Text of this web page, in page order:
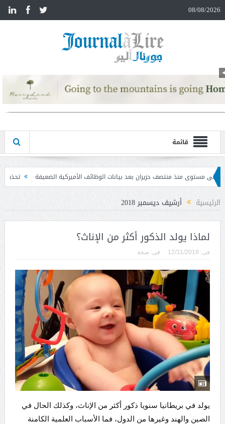
08/08/2026
قائمة
بيانات الوظائف الأميركية الضعيفة تحذير المواطنين من مشاركة رمز الـ OTP
الرئيسية أرشيف ديسمبر 2018
لماذا يولد الذكور أكثر من الإناث؟
فى: 12/31/2018 فى: صحة
يولد في بريطانيا سنويا ذكور أكثر من الإناث، وكذلك الحال في
الصين والهند وغيرها من الدول، فما الأسباب العلمية الكامنة